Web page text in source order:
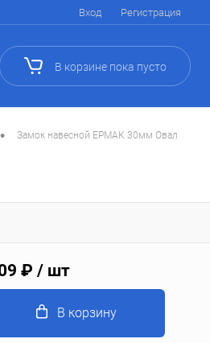
Вход Регистрация
В корзине пока пусто
• Замок навесной ЕРМАК 30мм Овал
₽ / шт
В корзину